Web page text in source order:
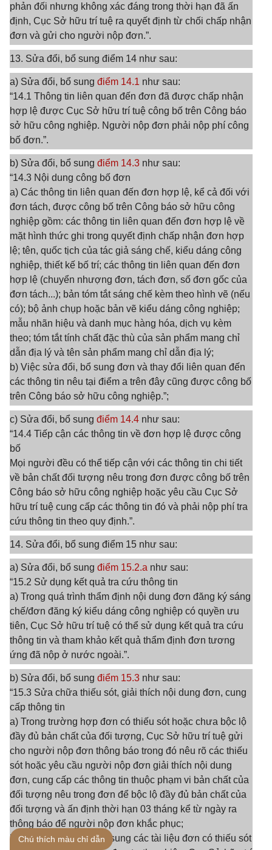
phản đối nhưng không xác đáng trong thời hạn đã ấn
định, Cục Sở hữu trí tuệ ra quyết định từ chối chấp nhận
đơn và gửi cho người nộp đơn.”.
13. Sửa đổi, bổ sung điểm 14 như sau:
a) Sửa đổi, bổ sung điểm 14.1 như sau:
“14.1 Thông tin liên quan đến đơn đã được chấp nhận
hợp lệ được Cục Sở hữu trí tuệ công bố trên Công báo
sở hữu công nghiệp. Người nộp đơn phải nộp phí công
bố đơn.”.
b) Sửa đổi, bổ sung điểm 14.3 như sau:
“14.3 Nội dung công bố đơn
a) Các thông tin liên quan đến đơn hợp lệ, kể cả đối với
đơn tách, được công bố trên Công báo sở hữu công
nghiệp gồm: các thông tin liên quan đến đơn hợp lệ về
mặt hình thức ghi trong quyết định chấp nhận đơn hợp
lệ; tên, quốc tịch của tác giả sáng chế, kiểu dáng công
nghiệp, thiết kế bố trí; các thông tin liên quan đến đơn
hợp lệ (chuyển nhượng đơn, tách đơn, số đơn gốc của
đơn tách...); bản tóm tắt sáng chế kèm theo hình vẽ (nếu
có); bộ ảnh chụp hoặc bản vẽ kiểu dáng công nghiệp;
mẫu nhãn hiệu và danh mục hàng hóa, dịch vụ kèm
theo; tóm tắt tính chất đặc thù của sản phẩm mang chỉ
dẫn địa lý và tên sản phẩm mang chỉ dẫn địa lý;
b) Việc sửa đổi, bổ sung đơn và thay đổi liên quan đến
các thông tin nêu tại điểm a trên đây cũng được công bố
trên Công báo sở hữu công nghiệp.”;
c) Sửa đổi, bổ sung điểm 14.4 như sau:
“14.4 Tiếp cận các thông tin về đơn hợp lệ được công
bố
Mọi người đều có thể tiếp cận với các thông tin chi tiết
về bản chất đối tượng nêu trong đơn được công bố trên
Công báo sở hữu công nghiệp hoặc yêu cầu Cục Sở
hữu trí tuệ cung cấp các thông tin đó và phải nộp phí tra
cứu thông tin theo quy định.”.
14. Sửa đổi, bổ sung điểm 15 như sau:
a) Sửa đổi, bổ sung điểm 15.2.a như sau:
“15.2 Sử dụng kết quả tra cứu thông tin
a) Trong quá trình thẩm định nội dung đơn đăng ký sáng
chế/đơn đăng ký kiểu dáng công nghiệp có quyền ưu
tiên, Cục Sở hữu trí tuệ có thể sử dụng kết quả tra cứu
thông tin và tham khảo kết quả thẩm định đơn tương
ứng đã nộp ở nước ngoài.”.
b) Sửa đổi, bổ sung điểm 15.3 như sau:
“15.3 Sửa chữa thiếu sót, giải thích nội dung đơn, cung
cấp thông tin
a) Trong trường hợp đơn có thiếu sót hoặc chưa bộc lộ
đầy đủ bản chất của đối tượng, Cục Sở hữu trí tuệ gửi
cho người nộp đơn thông báo trong đó nêu rõ các thiếu
sót hoặc yêu cầu người nộp đơn giải thích nội dung
đơn, cung cấp các thông tin thuộc phạm vi bản chất của
đối tượng nêu trong đơn để bộc lộ đầy đủ bản chất của
đối tượng và ấn định thời hạn 03 tháng kể từ ngày ra
thông báo để người nộp đơn khắc phục;
b) Mọi việc sửa đổi, bổ sung các tài liệu đơn có thiếu sót
Chú thích màu chỉ dẫn